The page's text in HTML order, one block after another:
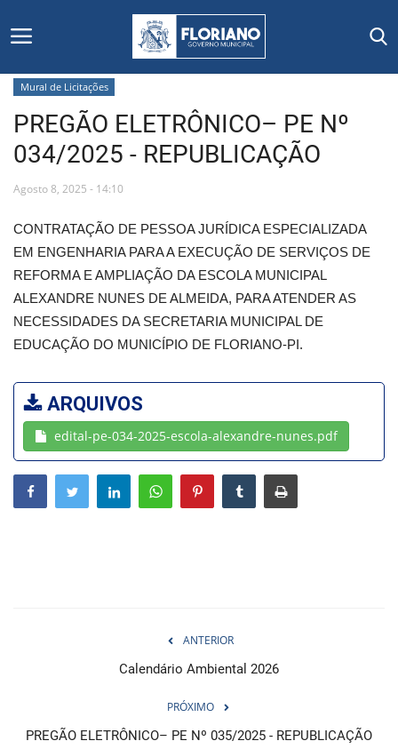
Início
Editais
Secretarias e Órgãos
Mural de Licitações
Notícias
Vídeos
Webmail
Contato
Mural de Licitações
PREGÃO ELETRÔNICO– PE Nº
034/2025 - REPUBLICAÇÃO
Agosto 8, 2025 - 14:10
CONTRATAÇÃO DE PESSOA JURÍDICA ESPECIALIZADA
EM ENGENHARIA PARA A EXECUÇÃO DE SERVIÇOS DE
REFORMA E AMPLIAÇÃO DA ESCOLA MUNICIPAL
ALEXANDRE NUNES DE ALMEIDA, PARA ATENDER AS
NECESSIDADES DA SECRETARIA MUNICIPAL DE
EDUCAÇÃO DO MUNICÍPIO DE FLORIANO-PI.
ARQUIVOS
edital-pe-034-2025-escola-alexandre-nunes.pdf
ANTERIOR
Calendário Ambiental 2026
PRÓXIMO
PREGÃO ELETRÔNICO– PE Nº 035/2025 - REPUBLICAÇÃO